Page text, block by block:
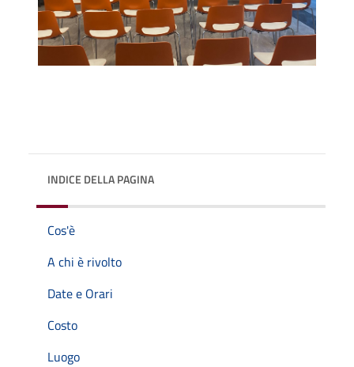
INDICE DELLA PAGINA
Cos'è
A chi è rivolto
Date e Orari
Costo
Luogo